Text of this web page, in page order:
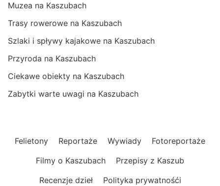
Muzea na Kaszubach
Trasy rowerowe na Kaszubach
Szlaki i spływy kajakowe na Kaszubach
Przyroda na Kaszubach
Ciekawe obiekty na Kaszubach
Zabytki warte uwagi na Kaszubach
Felietony Reportaże Wywiady
Fotoreportaże
Filmy o Kaszubach
Przepisy z Kaszub
Recenzje dzieł
Polityka prywatnośći